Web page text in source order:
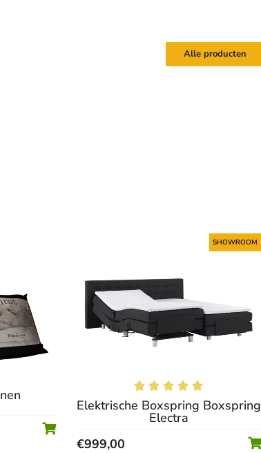
Alle producten
SHOWROOM
    
Elektrische Boxspring Boxspring
Electra
€999,00